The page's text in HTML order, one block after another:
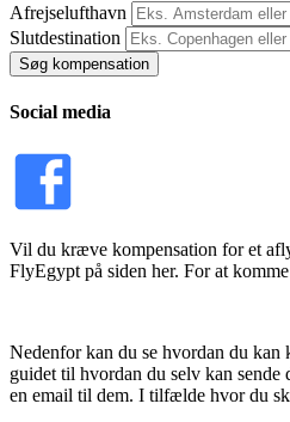
Afrejselufthavn
Slutdestination
Søg kompensation
Social media
Vil du kræve kompensation for et
FlyEgypt på siden her. For at
Nedenfor kan du se hvordan du
guidet til hvordan du selv kan
en email til dem. I tilfælde hvor du